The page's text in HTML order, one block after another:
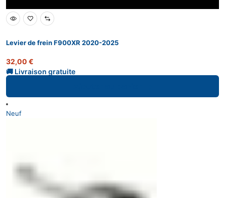
Levier de frein F900XR 2020-2025
32,00 €
Neuf